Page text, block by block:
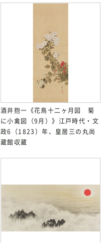
酒井抱一《花鳥十二ヶ月図 菊
に小禽図（9月）》江戸時代・文
政6（1823）年、皇居三の丸尚
蔵館収蔵